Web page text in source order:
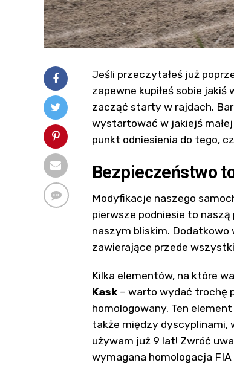
Jeśli przeczytałeś już
zapewne kupiłeś sobie
zacząć starty w rajdach.
wystartować w jakiejś
punkt odniesienia do tego,
Bezpieczeństwo
Modyfikacje naszego
pierwsze podniesie to
naszym bliskim. Dodatkowo
zawierające przede
Kilka elementów, na które
Kask – warto wydać trochę
homologowany. Ten
także między dyscyplinami,
używam już 9 lat! Zwróć
wymagana homologacja